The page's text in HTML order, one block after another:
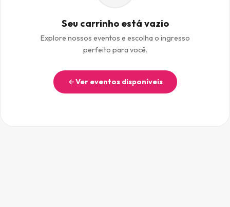
Seu carrinho está vazio
Explore nossos eventos e escolha o ingresso
perfeito para você.
Ver eventos disponíveis